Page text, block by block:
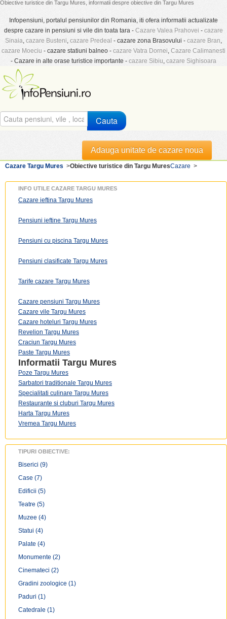
Obiective turistice din Targu Mures, informatii despre obiective din Targu Mures
Infopensiuni, portalul pensiunilor din Romania, iti ofera informatii actualizate
despre cazare in pensiuni si vile din toata tara - Cazare Valea Prahovei - cazare
Sinaia, cazare Busteni, cazare Predeal - cazare zona Brasovului - cazare Bran,
cazare Moeciu - cazare statiuni balneo - cazare Vatra Dornei, Cazare Calimanesti
- Cazare in alte orase turistice importante - cazare Sibiu, cazare Sighisoara
Cauta
Adauga unitate de cazare noua
Cazare >
Cazare Targu Mures >Obiective turistice din Targu Mures
INFO UTILE CAZARE TARGU MURES
Cazare ieftina Targu Mures
Pensiuni ieftine Targu Mures
Pensiuni cu piscina Targu Mures
Pensiuni clasificate Targu Mures
Tarife cazare Targu Mures
Cazare pensiuni Targu Mures
Cazare vile Targu Mures
Cazare hoteluri Targu Mures
Revelion Targu Mures
Craciun Targu Mures
Paste Targu Mures
Informatii Targu Mures
Poze Targu Mures
Sarbatori traditionale Targu Mures
Specialitati culinare Targu Mures
Restaurante si cluburi Targu Mures
Harta Targu Mures
Vremea Targu Mures
TIPURI OBIECTIVE:
Biserici (9)
Case (7)
Edificii (5)
Teatre (5)
Muzee (4)
Statui (4)
Palate (4)
Monumente (2)
Cinemateci (2)
Gradini zoologice (1)
Paduri (1)
Catedrale (1)